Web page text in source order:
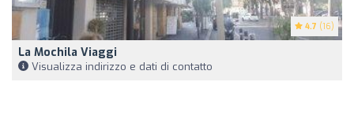
4.7 (16)
La Mochila Viaggi
Visualizza indirizzo e dati di contatto